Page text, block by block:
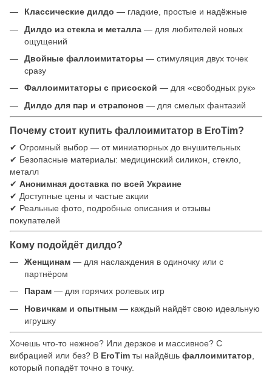
Классические дилдо — гладкие, простые и надёжные
Дилдо из стекла и металла — для любителей новых
ощущений
Двойные фаллоимитаторы — стимуляция двух точек
сразу
Фаллоимитаторы с присоской — для «свободных рук»
Дилдо для пар и страпонов — для смелых фантазий
Почему стоит купить фаллоимитатор в EroTim?
✔ Огромный выбор — от миниатюрных до внушительных
✔ Безопасные материалы: медицинский силикон, стекло,
металл
✔ Анонимная доставка по всей Украине
✔ Доступные цены и частые акции
✔ Реальные фото, подробные описания и отзывы
покупателей
Кому подойдёт дилдо?
Женщинам — для наслаждения в одиночку или с
партнёром
Парам — для горячих ролевых игр
Новичкам и опытным — каждый найдёт свою идеальную
игрушку
Хочешь что-то нежное? Или дерзкое и массивное? С
вибрацией или без? В EroTim ты найдёшь фаллоимитатор
который попадёт точно в точку.